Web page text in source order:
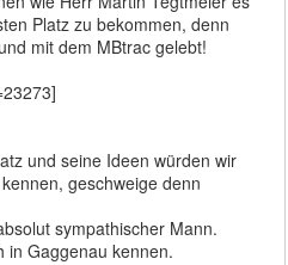
Platz zu bekommen, denn
mit dem MBtrac gelebt!
und seine Ideen würden wir
geschweige denn
sympathischer Mann.
in Gaggenau kennen.